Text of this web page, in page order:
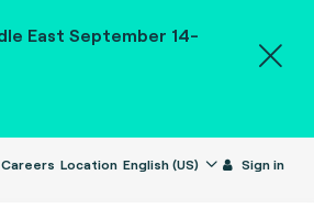
East September 14-
Careers Location English (US) Sign in